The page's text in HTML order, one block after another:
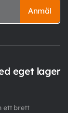
Anmäl
eget lager
ett brett